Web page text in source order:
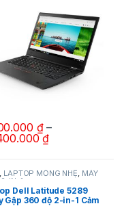
chọn có thể được chọn
₫–
₫
phẩm này có nhiều biến
, LAPTOP MỎNG NHẸ, MÁY
IN-1
Dell Latitude 5289
Gập 360 độ 2-in-1 Cảm